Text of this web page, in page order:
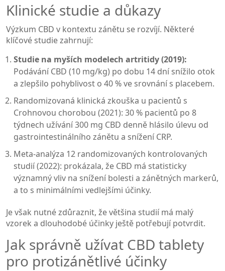
Klinické studie a důkazy
Výzkum CBD v kontextu zánětu se rozvíjí. Některé
klíčové studie zahrnují:
Studie na myších modelech artritidy (2019):
Podávání CBD (10 mg/kg) po dobu 14 dní snížilo otok
a zlepšilo pohyblivost o 40 % ve srovnání s placebem.
Randomizovaná klinická zkouška u pacientů s
Crohnovou chorobou (2021): 30 % pacientů po 8
týdnech užívání 300 mg CBD denně hlásilo úlevu od
gastrointestinálního zánětu a snížení CRP.
Meta‑analýza 12 randomizovaných kontrolovaných
studií (2022): prokázala, že CBD má statisticky
významný vliv na snížení bolesti a zánětných markerů,
a to s minimálními vedlejšími účinky.
Je však nutné zdůraznit, že většina studií má malý
vzorek a dlouhodobé účinky ještě potřebují potvrdit.
Jak správně užívat CBD tablety
pro protizánětlivé účinky